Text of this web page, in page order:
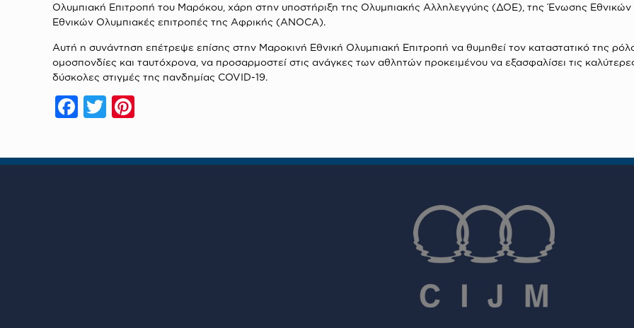
Ολυμπιακή Επιτροπή του Μαρόκου, χάρη στην υποστήριξη της Ολυμπιακής Αλληλεγγύης (ΔΟΕ), της Ένωσης
Εθνικών Ολυμπιακές επιτροπές της Αφρικής (ANOCA).
Αυτή η συνάντηση επέτρεψε επίσης στην Μαροκινή Εθνική Ολυμπιακή Επιτροπή να θυμηθεί τον καταστατικό της
ομοσπονδίες και ταυτόχρονα, να προσαρμοστεί στις ανάγκες των αθλητών προκειμένου να εξασφαλίσει τις
δύσκολες στιγμές της πανδημίας COVID-19.
Facebook
Twitter